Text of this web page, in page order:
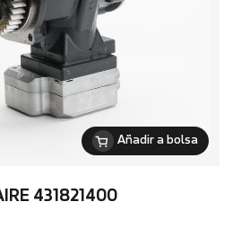
Añadir a bolsa
431821400